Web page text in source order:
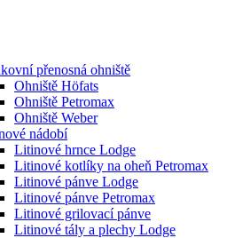
přenosná ohniště
Ohniště Höfats
Ohniště Petromax
Ohniště Weber
nádobí
Litinové hrnce Lodge
Litinové kotlíky na oheň Petromax
Litinové pánve Lodge
Litinové pánve Petromax
Litinové grilovací pánve
Litinové tály a plechy Lodge